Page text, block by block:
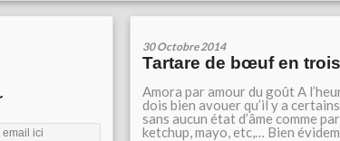
30 Octobre 2014
Tartare de bœuf en
Amora par amour du goût A
dois bien avouer qu’il y a
sans aucun état d’âme comme
ketchup, mayo, etc,… Bien